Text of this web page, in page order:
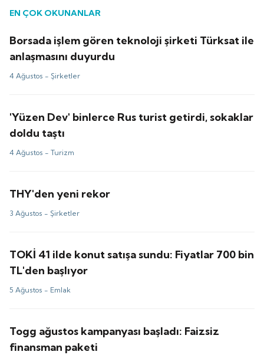
EN ÇOK OKUNANLAR
Borsada işlem gören teknoloji şirketi Türksat ile
anlaşmasını duyurdu
4 Ağustos -Şirketler
'Yüzen Dev' binlerce Rus turist getirdi, sokaklar
doldu taştı
4 Ağustos -Turizm
THY'den yeni rekor
3 Ağustos -Şirketler
TOKİ 41 ilde konut satışa sundu: Fiyatlar 700 bin
TL'den başlıyor
5 Ağustos - Emlak
Togg ağustos kampanyası başladı: Faizsiz
finansman paketi